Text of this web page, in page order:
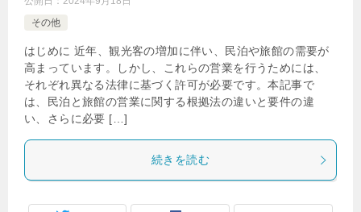
その他
はじめに 近年、観光客の増加に伴い、民泊や旅館の需要が
高まっています。しかし、これらの営業を行うためには、
それぞれ異なる法律に基づく許可が必要です。本記事で
は、民泊と旅館の営業に関する根拠法の違いと要件の違
い、さらに必要 […]
続きを読む